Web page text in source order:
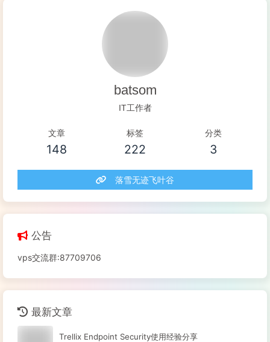
batsom
IT工作者
文章
148
标签
222
分类
3
落雪无迹飞叶谷
公告
vps交流群:87709706
最新文章
Trellix Endpoint Security使用经验分享